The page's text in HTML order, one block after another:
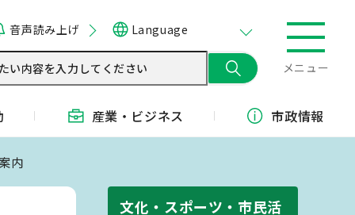
音声読み上げ Language
メニュー
産業・ ビジネス 市政情報
内
文化・スポーツ・市民活